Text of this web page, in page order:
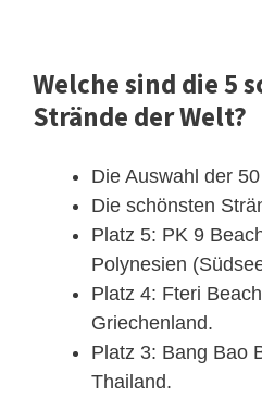
Welche sind die 5
Strände der Welt?
Die Auswahl der
Die schönsten
Platz 5: PK 9
Polynesien
Platz 4: Fteri
Griechenland.
Platz 3: Bang Bao
Thailand.